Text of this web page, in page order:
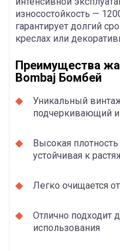
износостойкость —
гарантирует долгий
креслах или
Преимущества
Bombaj Бомбей
Уникальный
подчеркивающий
Высокая
устойчивая к
Легко очищается
Отлично подходит
использования